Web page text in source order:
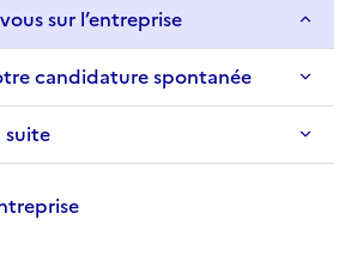
sur l’entreprise
candidature spontanée
suite